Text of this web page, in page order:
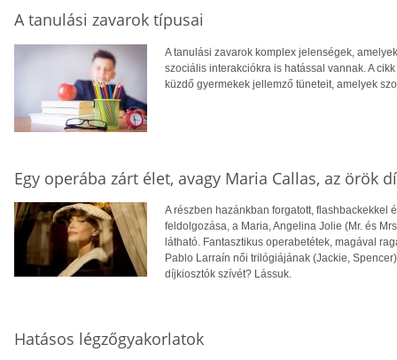
A tanulási zavarok típusai
A tanulási zavarok komplex jelenségek,
szociális interakciókra is hatással vannak. A
küzdő gyermekek jellemző tüneteit, amelyek
Egy operába zárt élet, avagy Maria Callas, az örök
A részben hazánkban forgatott, flashbackekkel
feldolgozása, a Maria, Angelina Jolie (Mr. és
látható. Fantasztikus operabetétek, magával
Pablo Larraín női trilógiájának (Jackie,
díjkiosztók szívét? Lássuk.
Hatásos légzőgyakorlatok